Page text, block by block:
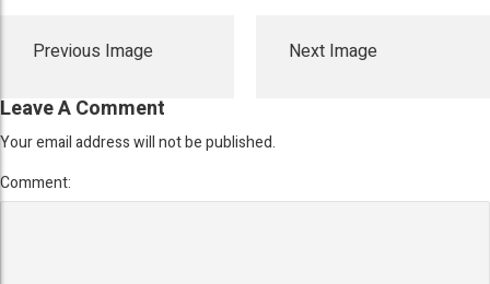
Previous Image Next Image
Leave A Comment
Your email address will not be published.
Comment: